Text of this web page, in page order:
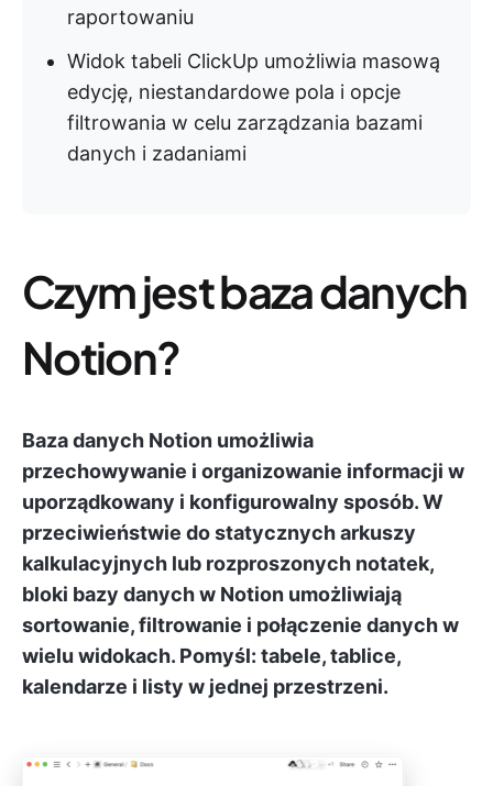
raportowaniu
Widok tabeli ClickUp umożliwia masową
edycję, niestandardowe pola i opcje
filtrowania w celu zarządzania bazami
danych i zadaniami
Czym jest baza danych
Notion?
Baza danych Notion umożliwia
przechowywanie i organizowanie informacji w
uporządkowany i konfigurowalny sposób. W
przeciwieństwie do statycznych arkuszy
kalkulacyjnych lub rozproszonych notatek,
bloki bazy danych w Notion umożliwiają
sortowanie, filtrowanie i połączenie danych w
wielu widokach. Pomyśl: tabele, tablice,
kalendarze i listy w jednej przestrzeni.